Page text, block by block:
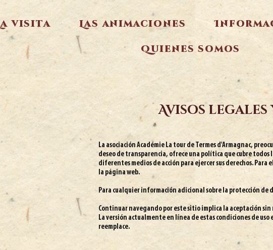
visita Las animaciones
Quienes somos
Avisos
La asociación Académie La tour de Termes d'Armagnac,
deseo de transparencia, ofrece una política que cubre todos
diferentes medios de acción para ejercer sus derechos.
la página web.
Para cualquier información adicional sobre la protección
Continuar navegando por este sitio implica la aceptación sin
La versión actualmente en línea de estas condiciones de
reemplace.